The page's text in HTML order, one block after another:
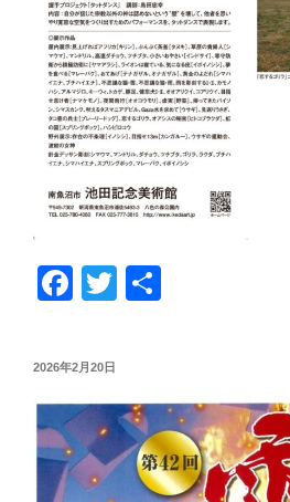
F
c
b
o
T
投
日:
2026年2月20日